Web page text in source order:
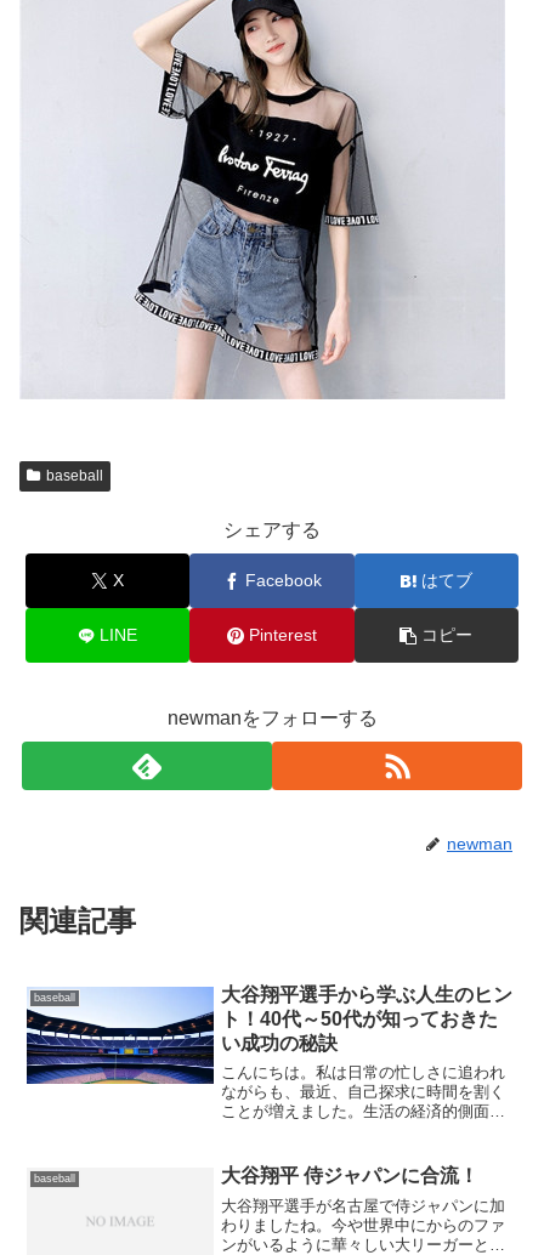
baseball
シェアする
X Facebook はてブ
LINE Pinterest コピー
newmanをフォローする
newman
関連記事
baseball
大谷翔平選手から学ぶ人生のヒン
ト！40代～50代が知っておきた
い成功の秘訣
こんにちは。私は日常の忙しさに追われ
ながらも、最近、自己探求に時間を割く
ことが増えました。生活の経済的側面、
が本当に幸せで、自分が本当に望むこと
を追求しているのか、そし...
baseball 大谷翔平 侍ジャパンに合流！
大谷翔平選手が名古屋で侍ジャパンに加
わりましたね。今や世界中にからのファ
ンがいるように華々しい大リーガーとし